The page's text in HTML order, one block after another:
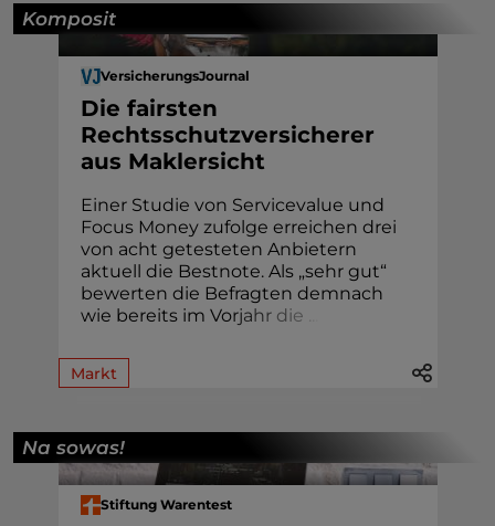
Komposit
VersicherungsJournal
Die fairsten
Rechtsschutzversicherer
aus Maklersicht
Einer Studie von Servicevalue und
Focus Money zufolge erreichen drei
von acht getesteten Anbietern
aktuell die Bestnote. Als „sehr gut“
bewerten die Befragten demnach
wie bereits im Vorjahr die
Markt
Na sowas!
Stiftung Warentest